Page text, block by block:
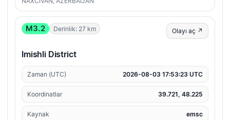
M3.2 Derinlik: 27 km Olayı aç ↗
Imishli District
Zaman (UTC) 2026-08-03 17:53:23 UTC
Koordinatlar 39.721, 48.225
Kaynak emsc